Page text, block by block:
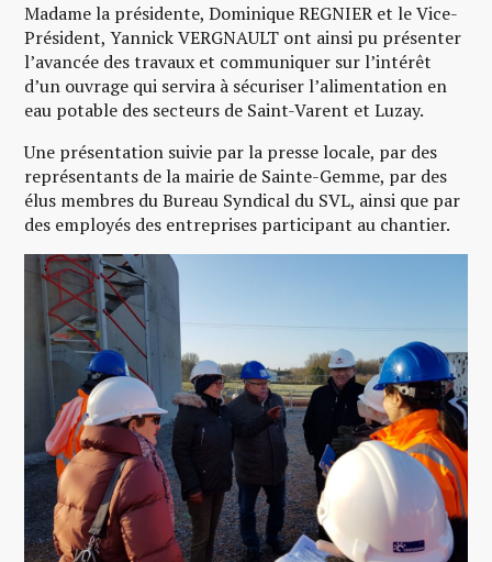
Madame la présidente, Dominique REGNIER et le Vice-
Président, Yannick VERGNAULT ont ainsi pu présenter
l’avancée des travaux et communiquer sur l’intérêt
d’un ouvrage qui servira à sécuriser l’alimentation en
eau potable des secteurs de Saint-Varent et Luzay.
Une présentation suivie par la presse locale, par des
représentants de la mairie de Sainte-Gemme, par des
élus membres du Bureau Syndical du SVL, ainsi que par
des employés des entreprises participant au chantier.